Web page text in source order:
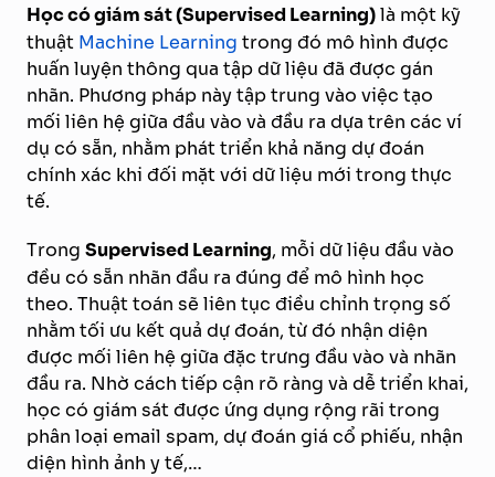
Học có giám sát (Supervised Learning)là một kỹ
thuật Machine Learning trong đó mô hình được
huấn luyện thông qua tập dữ liệu đã được gán
nhãn. Phương pháp này tập trung vào việc tạo
mối liên hệ giữa đầu vào và đầu ra dựa trên các ví
dụ có sẵn, nhằm phát triển khả năng dự đoán
chính xác khi đối mặt với dữ liệu mới trong thực
tế.
Trong Supervised Learning, mỗi dữ liệu đầu vào
đều có sẵn nhãn đầu ra đúng để mô hình học
theo. Thuật toán sẽ liên tục điều chỉnh trọng số
nhằm tối ưu kết quả dự đoán, từ đó nhận diện
được mối liên hệ giữa đặc trưng đầu vào và nhãn
đầu ra. Nhờ cách tiếp cận rõ ràng và dễ triển khai,
học có giám sát được ứng dụng rộng rãi trong
phân loại email spam, dự đoán giá cổ phiếu, nhận
diện hình ảnh y tế,…